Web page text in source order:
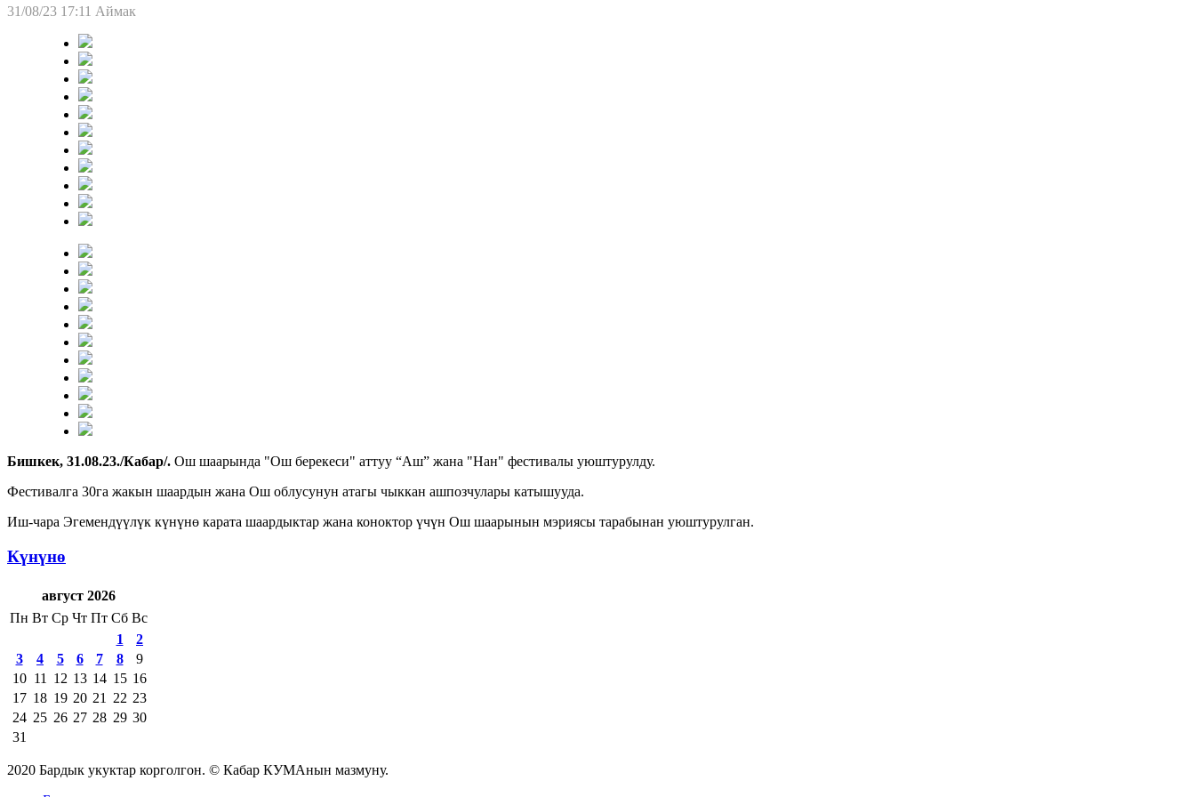
31/08/23 17:11 Аймак
Бишкек, 31.08.23./Кабар/. Ош шаарында "Ош берекеси" аттуу “Аш” жана "Нан" фестивалы уюштурулду.
Фестивалга 30га жакын шаардын жана Ош облусунун атагы чыккан ашпозчулары катышууда.
Иш-чара Эгемендүүлүк күнүнө карата шаардыктар жана коноктор үчүн Ош шаарынын мэриясы тарабынан уюштурулган.
Күнүнө
август 2026
Пн Вт Ср Чт Пт Сб Вс
1
2
3
4 5 6 7 8
9
10 11 12 13 14 15 16
17 18 19 20 21 22 23
24 25 26 27 28 29 30
31
2020 Бардык укуктар корголгон. © Кабар КУМАнын мазмуну.